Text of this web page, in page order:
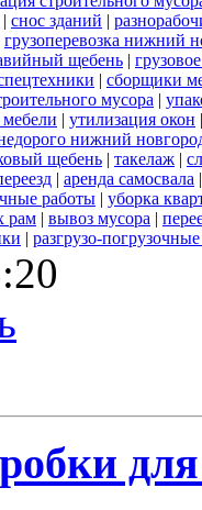
| снос зданий |
грузоперевозка нижний
щебень |
| сборщики
мусора |
мебели | утилизация окон
нижний
щебень | такелаж |
| аренда самосвала
работы | уборка
рам | вывоз мусора |
| разгрузо-
для